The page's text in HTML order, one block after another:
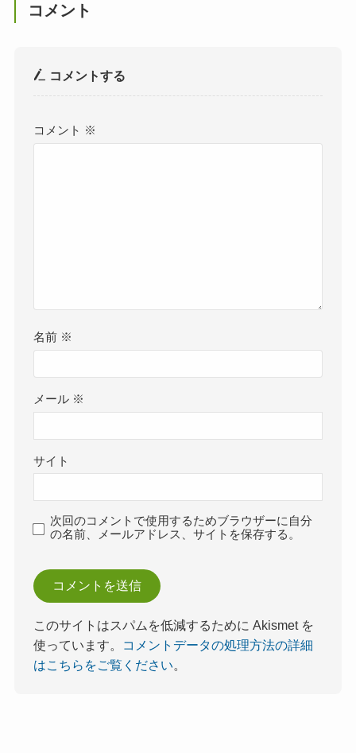
コメント
コメントする
コメント ※
名前 ※
メール ※
サイト
次回のコメントで使用するためブラウザーに自分
の名前、メールアドレス、サイトを保存する。
このサイトはスパムを低減するために Akismet を
使っています。
コメントデータの処理方法の詳細
はこちらをご覧ください。